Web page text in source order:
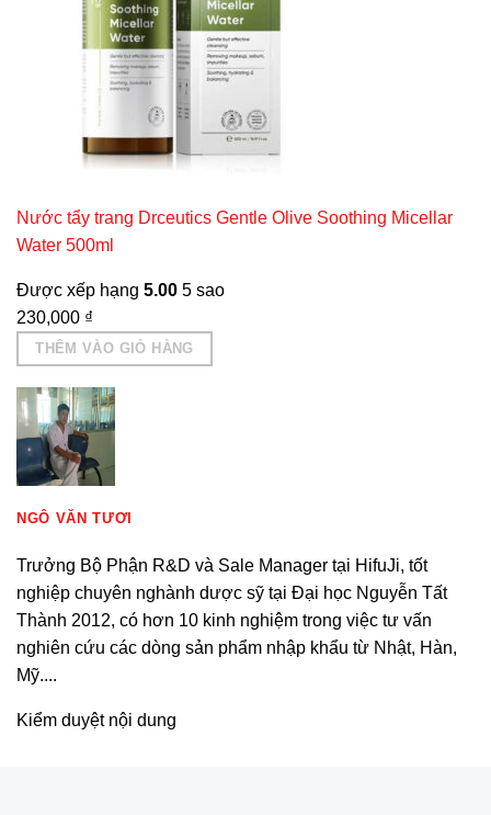
Nước tẩy trang Drceutics Gentle Olive Soothing Micellar
Water 500ml
Được xếp hạng 5.005 sao
230,000 ₫
THÊM VÀO GIỎ HÀNG
NGÔ VĂN TƯƠI
Trưởng Bộ Phận R&D và Sale Manager tại HifuJi, tốt
nghiệp chuyên nghành dược sỹ tại Đại học Nguyễn Tất
Thành 2012, có hơn 10 kinh nghiệm trong việc tư vấn
nghiên cứu các dòng sản phẩm nhập khẩu từ Nhật, Hàn,
Mỹ....
Kiểm duyệt nội dung